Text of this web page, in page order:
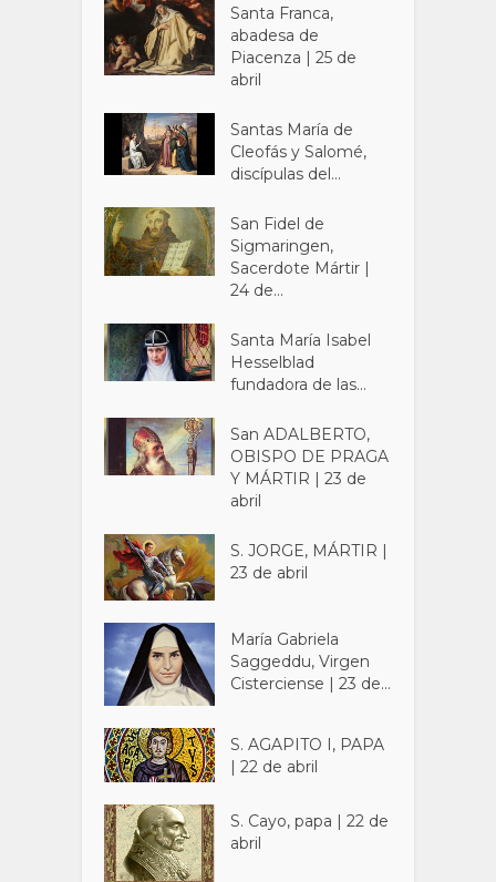
Santa Franca,
abadesa de
Piacenza | 25 de
abril
Santas María de
Cleofás y Salomé,
discípulas del...
San Fidel de
Sigmaringen,
Sacerdote Mártir |
24 de...
Santa María Isabel
Hesselblad
fundadora de las...
San ADALBERTO,
OBISPO DE PRAGA
Y MÁRTIR | 23 de
abril
S. JORGE, MÁRTIR |
23 de abril
María Gabriela
Saggeddu, Virgen
Cisterciense | 23 de...
S. AGAPITO I, PAPA
| 22 de abril
S. Cayo, papa | 22 de
abril